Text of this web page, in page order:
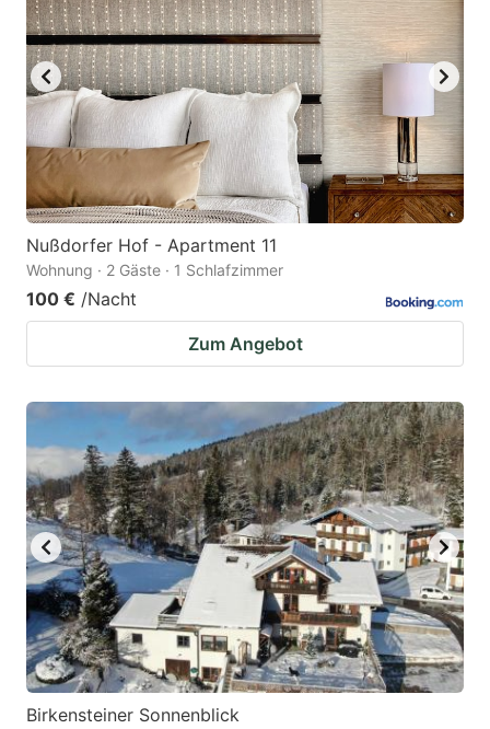
Nußdorfer Hof - Apartment 11
Wohnung · 2 Gäste · 1 Schlafzimmer
100 € /Nacht
Zum Angebot
Birkensteiner Sonnenblick